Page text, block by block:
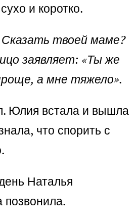
и коротко.
Сказать твоей маме?
заявляет: «Ты же
а мне тяжело».
Юлия встала и вышла
что спорить с
Наталья
позвонила.